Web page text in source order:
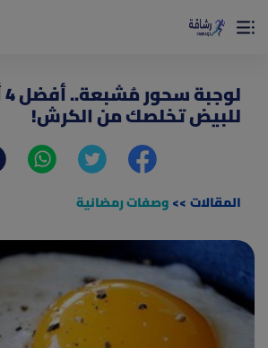
×
حساب الخطوات اليومية _ حساب السعرات
المقالات
جديد
ادوات رشاقة
للبيض تخلصك من الكرش!
المقالات>>وصفات رمضانية